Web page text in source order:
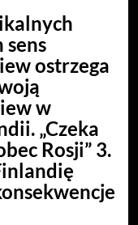
sens
ostrzega
w
„Czeka
Rosji” 3.